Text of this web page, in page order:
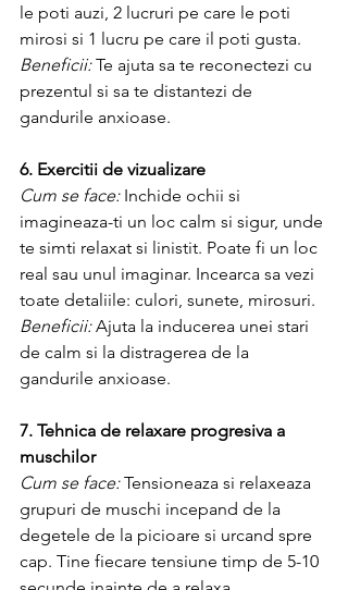
le poti auzi, 2 lucruri pe care le poti
mirosi si 1 lucru pe care il poti gusta.
Beneficii: Te ajuta sa te reconectezi cu
prezentul si sa te distantezi de
gandurile anxioase.
6. Exercitii de vizualizare
Cum se face: Inchide ochii si
imagineaza-ti un loc calm si sigur, unde
te simti relaxat si linistit. Poate fi un loc
real sau unul imaginar. Incearca sa vezi
toate detaliile: culori, sunete, mirosuri.
Beneficii: Ajuta la inducerea unei stari
de calm si la distragerea de la
gandurile anxioase.
7. Tehnica de relaxare progresiva a
muschilor
Cum se face: Tensioneaza si relaxeaza
grupuri de muschi incepand de la
degetele de la picioare si urcand spre
cap. Tine fiecare tensiune timp de 5-10